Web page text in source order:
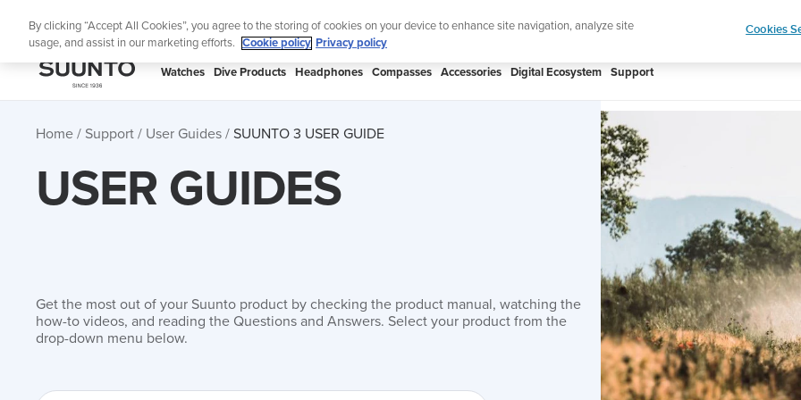
Lightweight sports watch designed for runners Shop
SUUNTO
Watches Dive Products Headphones Compasses Accessories Digital Ecosystem Support
Home Support User Guides SUUNTO 3 USER GUIDE
USER GUIDES
Get the most out of your Suunto product by checking the product manual, watching the
how-to videos, and reading the Questions and Answers. Select your product from the
drop-down menu below.
By clicking “Accept All Cookies”, you agree to the storing of cookies on your device to enhance site navigation, analyze site
usage, and assist in our marketing efforts.
Cookie policy Privacy policy
Cookies